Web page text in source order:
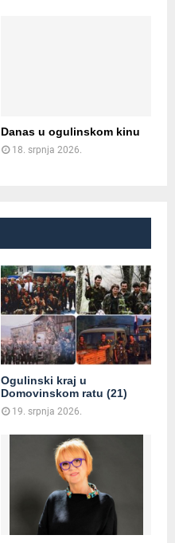
Ogulinski kraj u
Domovinskom ratu (21)
19. srpnja 2026.
Danas u ogulinskom kinu
18. srpnja 2026.